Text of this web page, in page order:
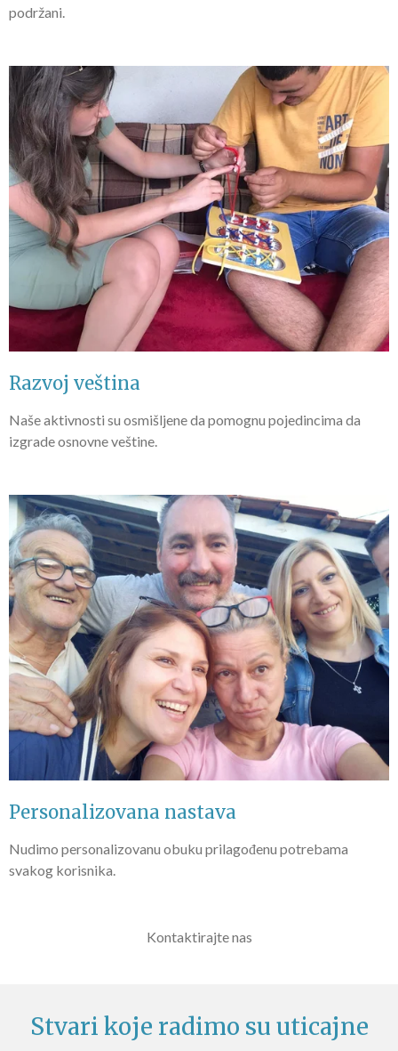
podržani.
Razvoj veština
Naše aktivnosti su osmišljene da pomognu pojedincima da
izgrade osnovne veštine.
Personalizovana nastava
Nudimo personalizovanu obuku prilagođenu potrebama
svakog korisnika.
Kontaktirajte nas
Stvari koje radimo su uticajne